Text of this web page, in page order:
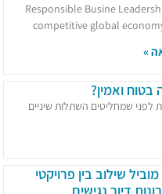
Responsible Busine
competitive global
»
בטוח ואמין?
2025: מה חובה לדעת לפני שמחליטים השתלות שיניים
שילוב בין פרויקטי